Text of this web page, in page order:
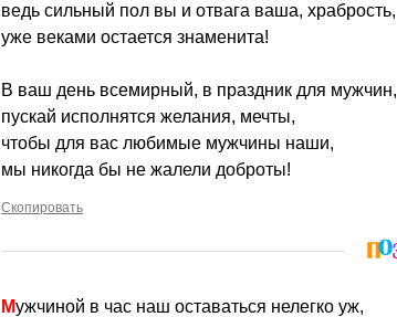
ведь сильный пол вы и отвага ваша, храбрость,
уже веками остается знаменита!
В ваш день всемирный, в праздник для мужчин,
пускай исполнятся желания, мечты,
чтобы для вас любимые мужчины наши,
мы никогда бы не жалели доброты!
Скопировать
Мужчиной в час наш оставаться нелегко уж,